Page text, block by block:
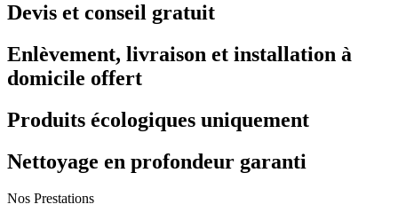
Devis et conseil gratuit
Enlèvement, livraison et installation à
domicile offert
Produits écologiques uniquement
Nettoyage en profondeur garanti
Nos Prestations